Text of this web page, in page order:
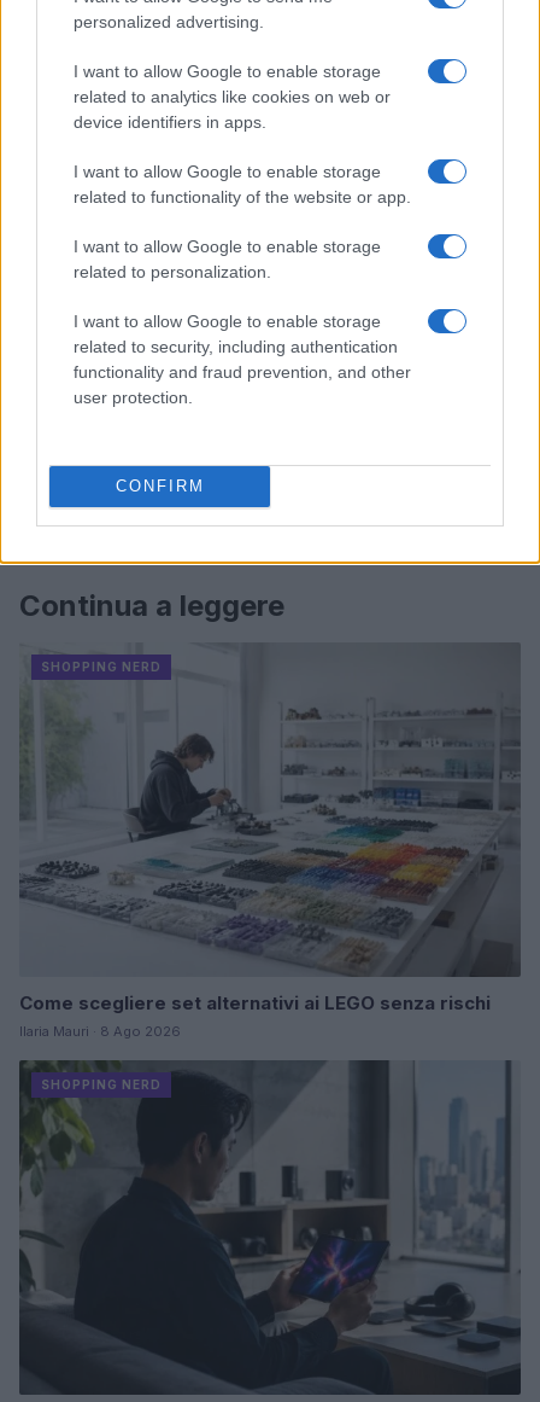
personalized advertising.
I want to allow Google to enable storage
related to analytics like cookies on web or
device identifiers in apps.
I want to allow Google to enable storage
related to functionality of the website or app.
I want to allow Google to enable storage
related to personalization.
I want to allow Google to enable storage
related to security, including authentication
functionality and fraud prevention, and other
user protection.
CONFIRM
Continua a leggere
SHOPPING NERD
Come scegliere set alternativi ai LEGO senza rischi
Ilaria Mauri · 8 Ago 2026
SHOPPING NERD